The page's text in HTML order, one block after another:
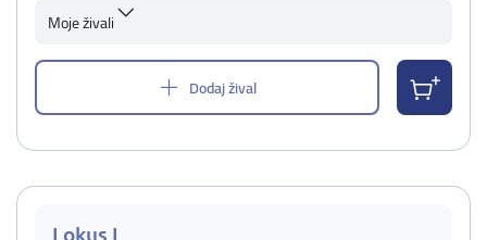
Moje živali
Dodaj žival
Lokus I